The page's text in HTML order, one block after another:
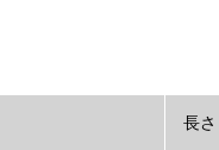
長さ